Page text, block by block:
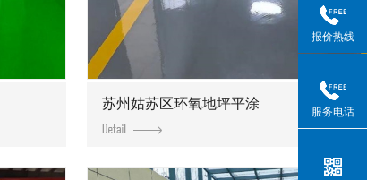
苏州姑苏区环氧地坪平涂
报价热线
服务电话